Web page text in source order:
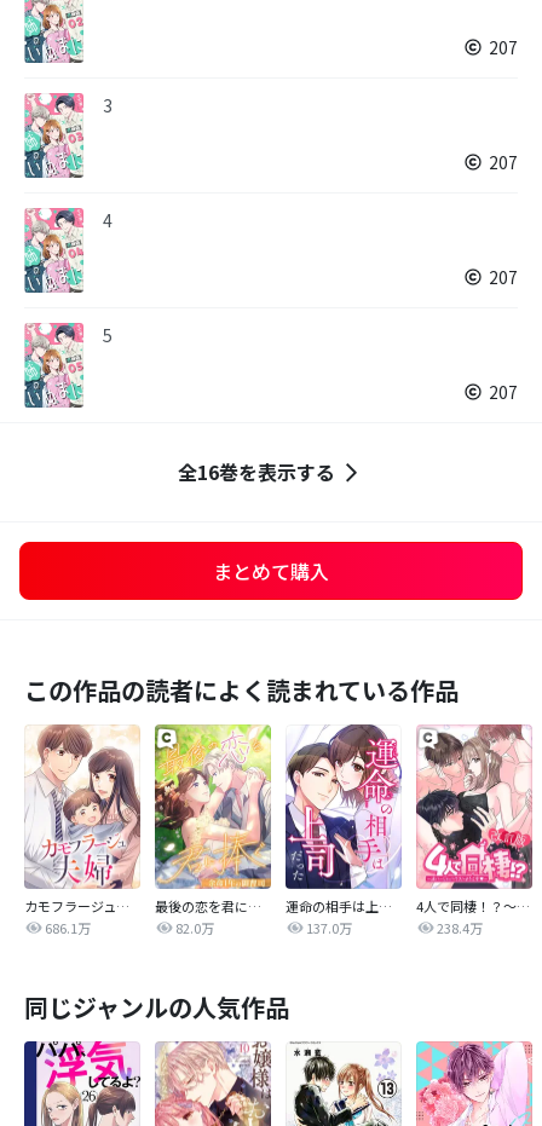
207
3
207
4
207
5
207
全16巻を表示する
まとめて購入
この作品の読者によく読まれている作品
カモフラージュ夫婦
686.1万
最後の恋を君に捧ぐ～余命1年の御曹司～
82.0万
運命の相手は上司だった
137.0万
4人で同棲！？～逆ハーレムハウスへようこそ♥～【改訂版】
238.4万
同じジャンルの人気作品